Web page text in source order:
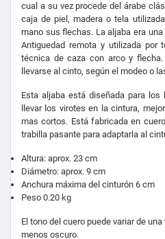
cual a su vez procede del árabe
caja de piel, madera o tela
mano sus flechas. La aljaba era
Antiguedad remota y utilizada por
técnica de caza con arco y
llevarse al cinto, según el modeo o
Esta aljaba está diseñada para los
llevar los virotes en la cintura,
mas cortos. Está fabricada en
trabilla pasante para adaptarla al
Altura: aprox. 23 cm
Diámetro: aprox. 9 cm
Anchura máxima del cinturón 6 cm
Peso 0.20 kg
El tono del cuero puede variar de
menos oscuro.